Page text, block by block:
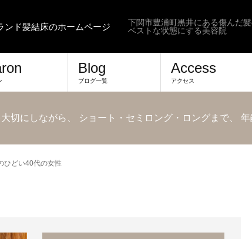
ンド髪結床のホームページ
下関市豊浦町黒井にある傷んだ
ベストな状態にする美容院
Blog
ブログ一覧
Access
アクセス
大切にしながら、 ショート・セミロング・ロングまで、
ひどい40代の女性